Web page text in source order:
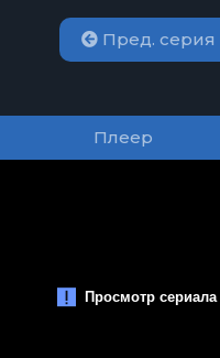
Пред. серия
Плеер